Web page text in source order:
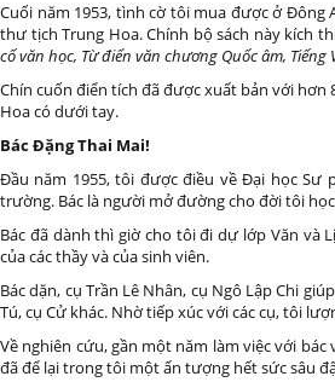
Cuối năm 1953, tình cờ tôi mua được ở Đông
thư tịch Trung Hoa. Chính bộ sách này kích
cố văn học, Từ điển văn chương Quốc âm,
Chín cuốn điển tích đã được xuất bản với
Hoa có dưới tay.
Bác Đặng Thai Mai!
Đầu năm 1955, tôi được điều về Đại học Sư
trường. Bác là người mở đường cho đời tôi
Bác đã dành thì giờ cho tôi đi dự lớp Văn và
của các thầy và của sinh viên.
Bác dặn, cụ Trần Lê Nhân, cụ Ngô Lập Chi
Tú, cụ Cử khác. Nhờ tiếp xúc với các cụ, tôi
Về nghiên cứu, gần một năm làm việc với
đã để lại trong tôi một ấn tượng hết sức sâu